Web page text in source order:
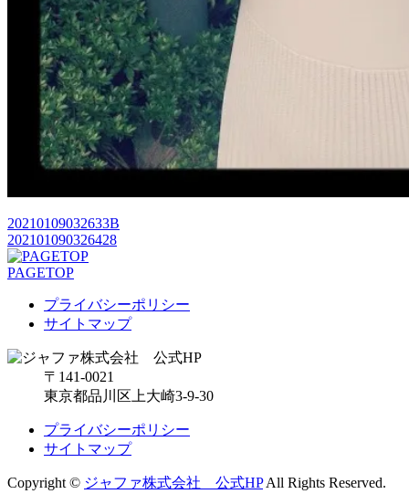
20210109032633B
202101090326428
PAGETOP
プライバシーポリシー
サイトマップ
〒141-0021
東京都品川区上大崎3-9-30
プライバシーポリシー
サイトマップ
Copyright © ジャファ株式会社 公式HPAll Rights Reserved.